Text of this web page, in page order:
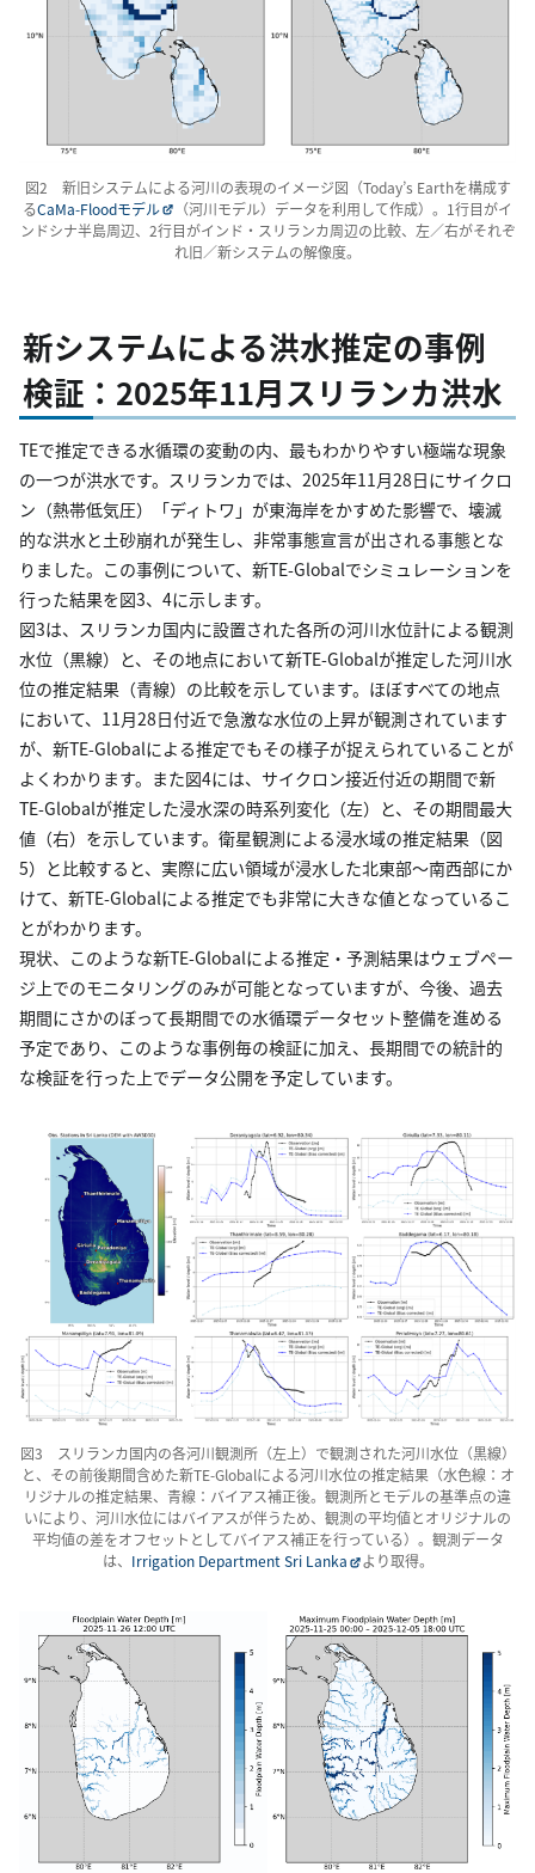
図2 新旧システムによる河川の表現のイメージ図（Today’s Earthを構成す
るCaMa-Floodモデル
（河川モデル）データを利用して作成）。1行目がイ
ンドシナ半島周辺、2行目がインド・スリランカ周辺の比較、左／右がそれぞ
れ旧／新システムの解像度。
新システムによる洪水推定の事例
検証：2025年11月スリランカ洪水
TEで推定できる水循環の変動の内、最もわかりやすい極端な現象
の一つが洪水です。スリランカでは、2025年11月28日にサイクロ
ン（熱帯低気圧）「ディトワ」が東海岸をかすめた影響で、壊滅
的な洪水と土砂崩れが発生し、非常事態宣言が出される事態とな
りました。この事例について、新TE-Globalでシミュレーションを
行った結果を図3、4に示します。
図3は、スリランカ国内に設置された各所の河川水位計による観測
水位（黒線）と、その地点において新TE-Globalが推定した河川水
位の推定結果（青線）の比較を示しています。ほぼすべての地点
において、11月28日付近で急激な水位の上昇が観測されています
が、新TE-Globalによる推定でもその様子が捉えられていることが
よくわかります。また図4には、サイクロン接近付近の期間で新
TE-Globalが推定した浸水深の時系列変化（左）と、その期間最大
値（右）を示しています。衛星観測による浸水域の推定結果（図
5）と比較すると、実際に広い領域が浸水した北東部～南西部にか
けて、新TE-Globalによる推定でも非常に大きな値となっているこ
とがわかります。
現状、このような新TE-Globalによる推定・予測結果はウェブペー
ジ上でのモニタリングのみが可能となっていますが、今後、過去
期間にさかのぼって長期間での水循環データセット整備を進める
予定であり、このような事例毎の検証に加え、長期間での統計的
な検証を行った上でデータ公開を予定しています。
図3 スリランカ国内の各河川観測所（左上）で観測された河川水位（黒線）
と、その前後期間含めた新TE-Globalによる河川水位の推定結果（水色線：オ
リジナルの推定結果、青線：バイアス補正後。観測所とモデルの基準点の違
いにより、河川水位にはバイアスが伴うため、観測の平均値とオリジナルの
平均値の差をオフセットとしてバイアス補正を行っている）。観測データ
は、 Irrigation Department Sri Lanka より取得。